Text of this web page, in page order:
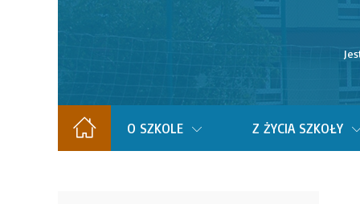
O SZKOLE Z ŻYCIA SZKOŁY